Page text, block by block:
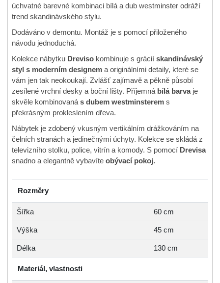
úchvatné barevné kombinaci bílá a dub westminster odráží
trend skandinávského stylu.
Dodáváno v demontu. Montáž je s pomocí přiloženého
návodu jednoduchá.
Kolekce nábytku Dreviso kombinuje s grácií skandinávský
styl s moderním designem a originálními detaily, které se
vám jen tak neokoukají. Zvlášť zajímavě a pěkně působí
zesílené vrchní desky a boční lišty. Příjemná bílá barvaje
skvěle kombinovaná s dubem westminsterem s
překrásným prokleslením dřeva.
Nábytek je zdobený vkusným vertikálním drážkováním na
čelních stranách a jedinečnými úchyty. Kolekce se skládá z
televizního stolku, police, vitrín a komody. S pomocí Drevisa
snadno a elegantně vybavíte obývací pokoj.
Rozměry
Šířka 60 cm
Výška 45 cm
Délka 130 cm
Materiál, vlastnosti